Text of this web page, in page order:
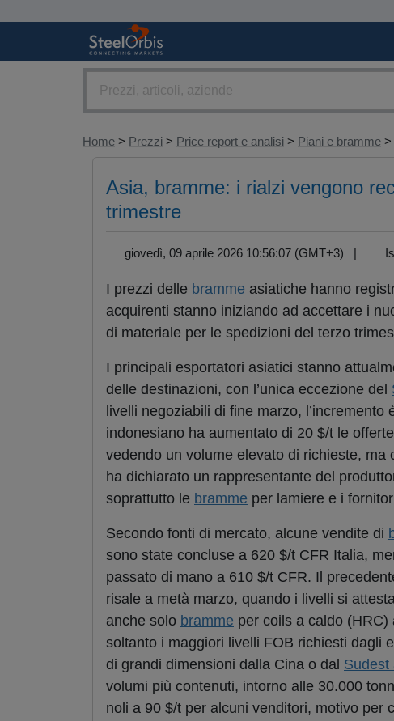
Home > Prezzi > Price report e analisi > Piani e bramme >
Asia, bramme: i rialzi vengono
trimestre
giovedì, 09 aprile 2026 10:56:07 (GMT+3) |
I prezzi delle bramme asiatiche hanno
acquirenti stanno iniziando ad accettare i
di materiale per le spedizioni del terzo
I principali esportatori asiatici stanno
delle destinazioni, con l’unica eccezione del
livelli negoziabili di fine marzo,
indonesiano ha aumentato di 20 $/t le
vedendo un volume elevato di richieste, ma
ha dichiarato un rappresentante del
soprattutto le bramme per lamiere e i
Secondo fonti di mercato, alcune vendite di
sono state concluse a 620 $/t CFR Italia,
passato di mano a 610 $/t CFR. Il
risale a metà marzo, quando i livelli si
anche solo bramme per coils a caldo
soltanto i maggiori livelli FOB richiesti dagli
di grandi dimensioni dalla Cina o dal Sudest
volumi più contenuti, intorno alle 30.000
noli a 90 $/t per alcuni venditori, motivo per